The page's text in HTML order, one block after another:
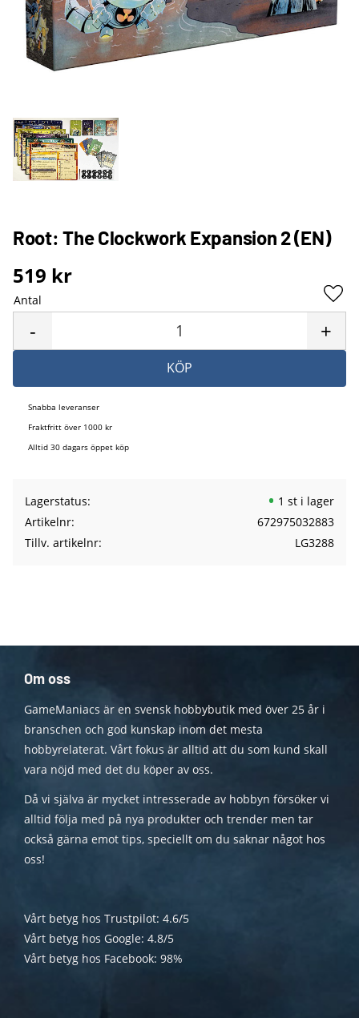
Root: The Clockwork Expansion 2 (EN)
519 kr
Antal
+
-
KÖP
Snabba leveranser
Fraktfritt över 1000 kr
Alltid 30 dagars öppet köp
Lagerstatus
1 st i lager
Artikelnr
672975032883
Tillv. artikelnr
LG3288
Om oss
GameManiacs är en svensk hobbybutik med över 25 år i
branschen och god kunskap inom det mesta
hobbyrelaterat. Vårt fokus är alltid att du som kund skall
vara nöjd med det du köper av oss.
Då vi själva är mycket intresserade av hobbyn försöker vi
alltid följa med på nya produkter och trender men tar
också gärna emot tips, speciellt om du saknar något hos
oss!
Vårt betyg hos Trustpilot: 4.6/5
Vårt betyg hos Google: 4.8/5
Vårt betyg hos Facebook: 98%